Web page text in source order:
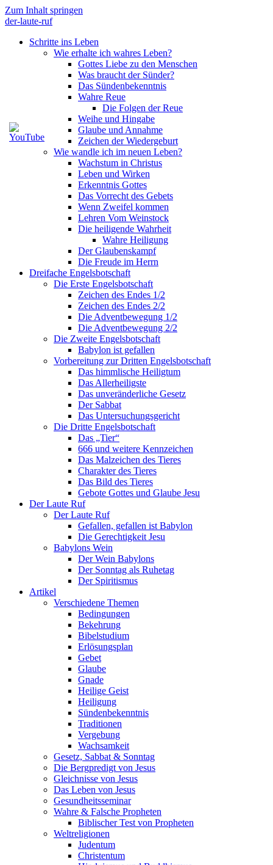
Zum Inhalt springen
der-laute-ruf
Schritte ins Leben
Wie erhalte ich wahres Leben?
Gottes Liebe zu den Menschen
Was braucht der Sünder?
Das Sündenbekenntnis
Wahre Reue
Die Folgen der Reue
Weihe und Hingabe
Glaube und Annahme
Zeichen der Wiedergeburt
Wie wandle ich im neuen Leben?
Wachstum in Christus
Leben und Wirken
Erkenntnis Gottes
Das Vorrecht des Gebets
Wenn Zweifel kommen
Lehren Vom Weinstock
Die heiligende Wahrheit
Wahre Heiligung
Der Glaubenskampf
Die Freude im Herrn
Dreifache Engelsbotschaft
Die Erste Engelsbotschaft
Zeichen des Endes 1/2
Zeichen des Endes 2/2
Die Adventbewegung 1/2
Die Adventbewegung 2/2
Die Zweite Engelsbotschaft
Babylon ist gefallen
Vorbereitung zur Dritten Engelsbotschaft
Das himmlische Heiligtum
Das Allerheiligste
Das unveränderliche Gesetz
Der Sabbat
Das Untersuchungsgericht
Die Dritte Engelsbotschaft
Das „Tier“
666 und weitere Kennzeichen
Das Malzeichen des Tieres
Charakter des Tieres
Das Bild des Tieres
Gebote Gottes und Glaube Jesu
Der Laute Ruf
Der Laute Ruf
Gefallen, gefallen ist Babylon
Die Gerechtigkeit Jesu
Babylons Wein
Der Wein Babylons
Der Sonntag als Ruhetag
Der Spiritismus
Artikel
Verschiedene Themen
Bedingungen
Bekehrung
Bibelstudium
Erlösungsplan
Gebet
Glaube
Gnade
Heilige Geist
Heiligung
Sündenbekenntnis
Traditionen
Vergebung
Wachsamkeit
Gesetz, Sabbat & Sonntag
Die Bergpredigt von Jesus
Gleichnisse von Jesus
Das Leben von Jesus
Gesundheitsseminar
Wahre & Falsche Propheten
Biblischer Test von Propheten
Weltreligionen
Judentum
Christentum